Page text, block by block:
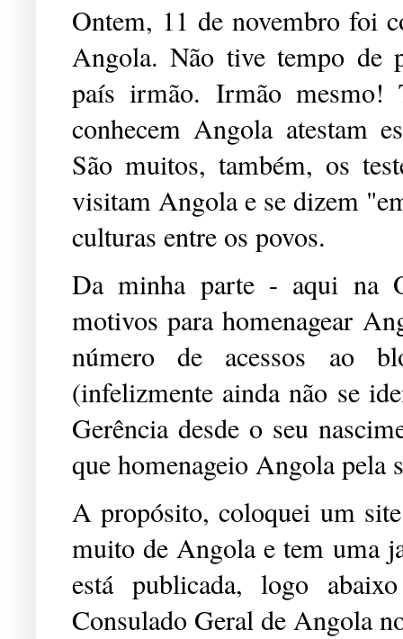
Ontem, 11 de novembro foi
Angola. Não tive tempo de
país irmão. Irmão mesmo!
conhecem Angola atestam
São muitos, também, os
visitam Angola e se dizem
culturas entre os povos.
Da minha parte - aqui na
motivos para homenagear
número de acessos ao
(infelizmente ainda não se
Gerência desde o seu
que homenageio Angola pela
A propósito, coloquei um
muito de Angola e tem uma
está publicada, logo
Consulado Geral de Angola